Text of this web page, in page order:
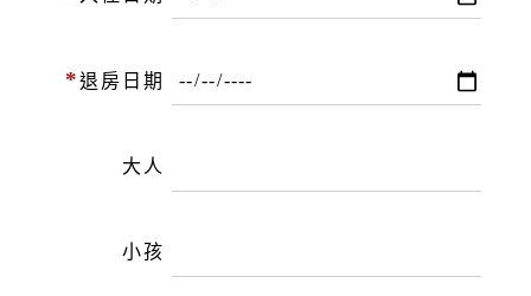
*退房日期
大人
小孩